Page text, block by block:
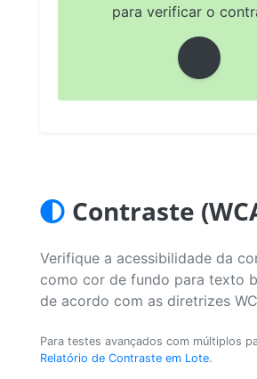
para verificar o
Contraste
Verifique a acessibilidade da
como cor de fundo para texto
de acordo com as diretrizes
Para testes avançados com múltiplos
Relatório de Contraste em Lote.